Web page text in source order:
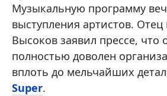
Музыкальную программу
выступления артистов.
Высоков заявил прессе, что
полностью доволен
вплоть до мельчайших
Super.